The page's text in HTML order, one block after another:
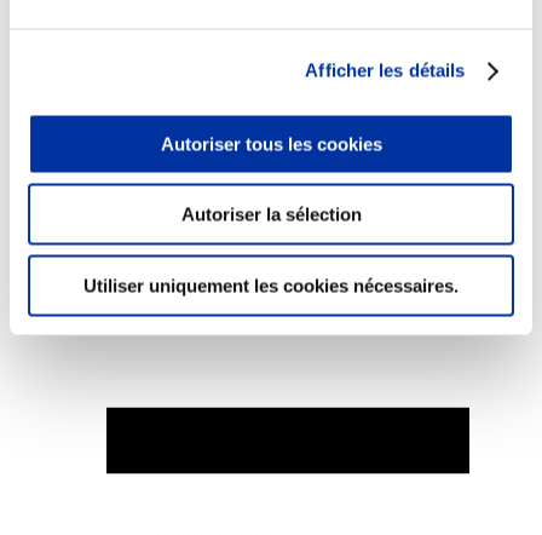
Afficher les détails
Autoriser tous les cookies
Autoriser la sélection
Utiliser uniquement les cookies nécessaires.
Alimentation de qualité, raisonnée et durable